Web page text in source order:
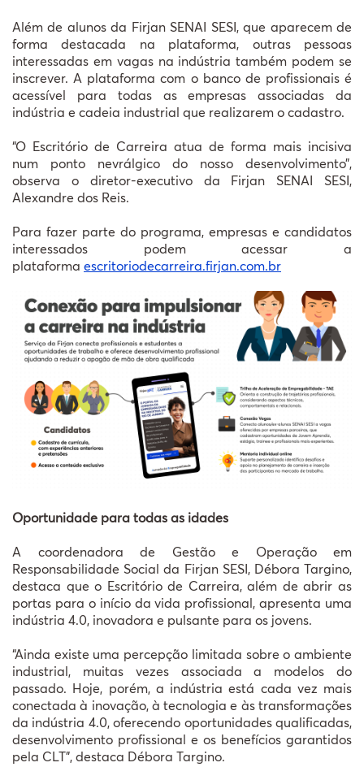
Além de alunos da Firjan SENAI SESI, que aparecem de
forma destacada na plataforma, outras pessoas
interessadas em vagas na indústria também podem se
inscrever. A plataforma com o banco de profissionais é
acessível para todas as empresas associadas da
indústria e cadeia industrial que realizarem o cadastro.
“O Escritório de Carreira atua de forma mais incisiva
num ponto nevrálgico do nosso desenvolvimento”,
observa o diretor-executivo da Firjan SENAI SESI,
Alexandre dos Reis.
Para fazer parte do programa, empresas e candidatos
interessados podem acessar a
plataforma escritoriodecarreira.firjan.com.br
Oportunidade para todas as idades
A coordenadora de Gestão e Operação em
Responsabilidade Social da Firjan SESI, Débora Targino,
destaca que o Escritório de Carreira, além de abrir as
portas para o início da vida profissional, apresenta uma
indústria 4.0, inovadora e pulsante para os jovens.
“Ainda existe uma percepção limitada sobre o ambiente
industrial, muitas vezes associada a modelos do
passado. Hoje, porém, a indústria está cada vez mais
conectada à inovação, à tecnologia e às transformações
da indústria 4.0, oferecendo oportunidades qualificadas,
desenvolvimento profissional e os benefícios garantidos
pela CLT”, destaca Débora Targino.